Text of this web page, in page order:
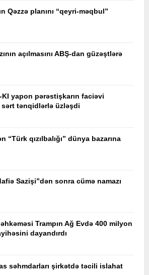
Qəzzə planını “qeyri-məqbul”
açılmasını ABŞ-dan güzəştlərə
KI yapon pərəstişkarın faciəvi
tənqidlərlə üzləşdi
“Türk qızılbalığı” dünya bazarına
Sazişi”dən sonra cümə namazı
Trampın Ağ Evdə 400 milyon
dayandırdı
səhmdarları şirkətdə təcili islahat